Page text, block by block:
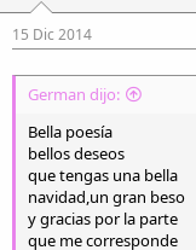
15 Dic 2014
German dijo:
Bella poesía
bellos deseos
que tengas una bella
navidad,un gran beso
y gracias por la parte
que me corresponde